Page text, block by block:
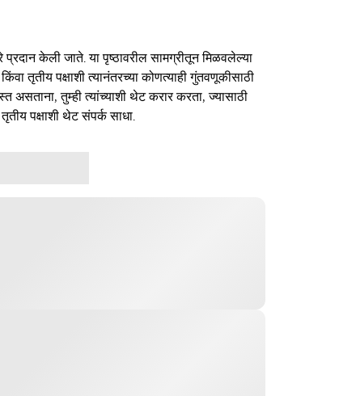
प्रदान केली जाते. या पृष्ठावरील सामग्रीतून मिळवलेल्या
तृतीय पक्षाशी त्यानंतरच्या कोणत्याही गुंतवणूकीसाठी
असताना, तुम्ही त्यांच्याशी थेट करार करता, ज्यासाठी
पक्षाशी थेट संपर्क साधा.